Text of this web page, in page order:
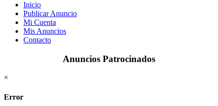
Inicio
Publicar Anuncio
Mi Cuenta
Mis Anuncios
Contacto
Anuncios Patrocinados
×
Error